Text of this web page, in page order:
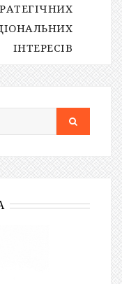
ІНТЕРЕСІВ